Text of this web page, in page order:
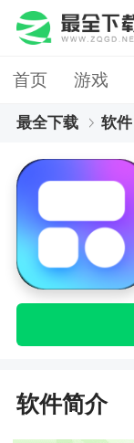
首页 游戏
最全下载 软件
软件简介